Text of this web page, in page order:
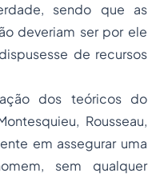
sendo que as
deveriam ser por ele
de recursos
dos teóricos do
Rousseau,
em assegurar uma
sem qualquer